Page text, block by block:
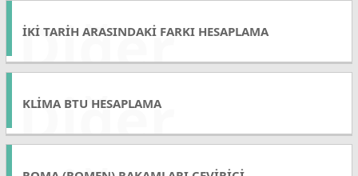
Diğer
İKI TARIH ARASINDAKI FARKI HESAPLAMA
Diğer
KLIMA BTU HESAPLAMA